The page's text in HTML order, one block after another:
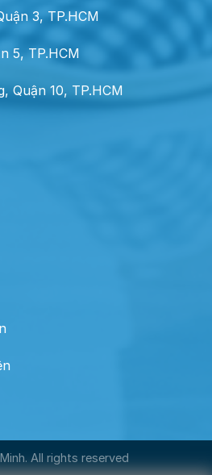
3, TP.HCM
5, TP.HCM
Quận 10, TP.HCM
All rights reserved